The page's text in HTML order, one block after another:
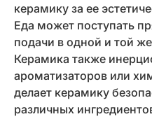
керамику за ее
Еда может поступать
подачи в одной и той
Керамика также
ароматизаторов или
делает керамику
различных